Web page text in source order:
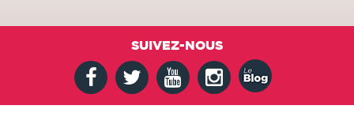
SUIVEZ-NOUS